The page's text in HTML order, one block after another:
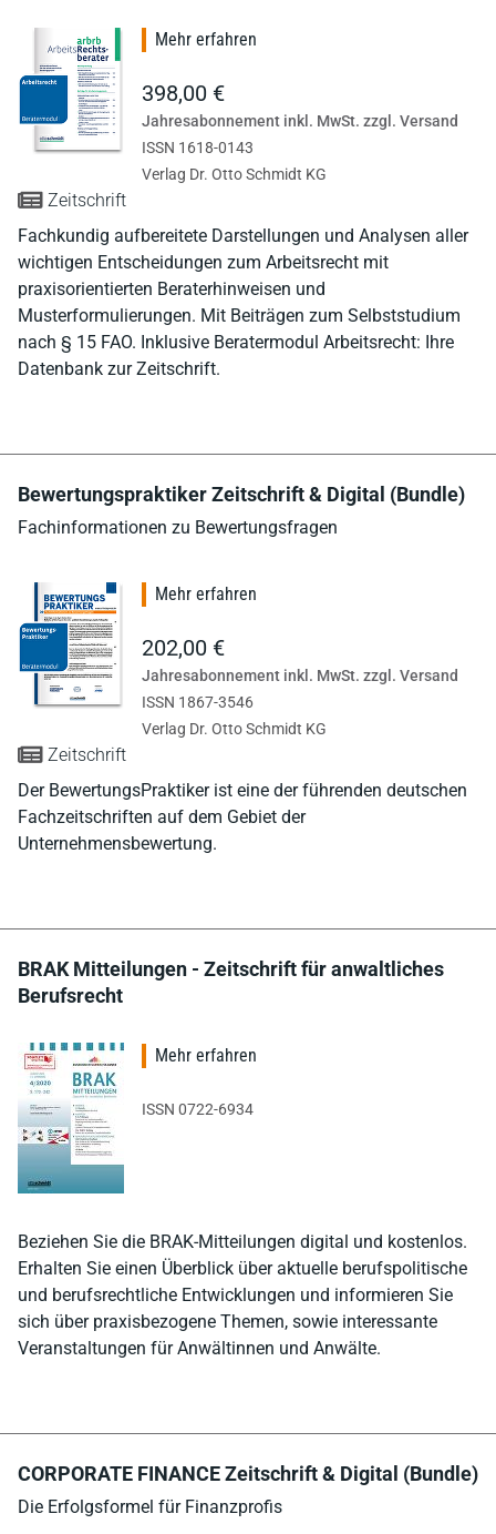
Zeitschrift
Fachkundig aufbereitete Darstellungen und Analysen aller
wichtigen Entscheidungen zum Arbeitsrecht mit
praxisorientierten Beraterhinweisen und
Musterformulierungen. Mit Beiträgen zum Selbststudium
nach § 15 FAO. Inklusive Beratermodul Arbeitsrecht: Ihre
Datenbank zur Zeitschrift.
Mehr erfahren
398,00 €
Jahresabonnement inkl. MwSt. zzgl. Versand
ISSN 1618-0143
Verlag Dr. Otto Schmidt KG
Bewertungspraktiker Zeitschrift & Digital (Bundle)
Fachinformationen zu Bewertungsfragen
Zeitschrift
Der BewertungsPraktiker ist eine der führenden deutschen
Fachzeitschriften auf dem Gebiet der
Unternehmensbewertung.
Mehr erfahren
202,00 €
Jahresabonnement inkl. MwSt. zzgl. Versand
ISSN 1867-3546
Verlag Dr. Otto Schmidt KG
BRAK Mitteilungen - Zeitschrift für anwaltliches
Berufsrecht
Beziehen Sie die BRAK-Mitteilungen digital und kostenlos.
Erhalten Sie einen Überblick über aktuelle berufspolitische
und berufsrechtliche Entwicklungen und informieren Sie
sich über praxisbezogene Themen, sowie interessante
Veranstaltungen für Anwältinnen und Anwälte.
Mehr erfahren
ISSN 0722-6934
CORPORATE FINANCE Zeitschrift & Digital (Bundle)
Die Erfolgsformel für Finanzprofis